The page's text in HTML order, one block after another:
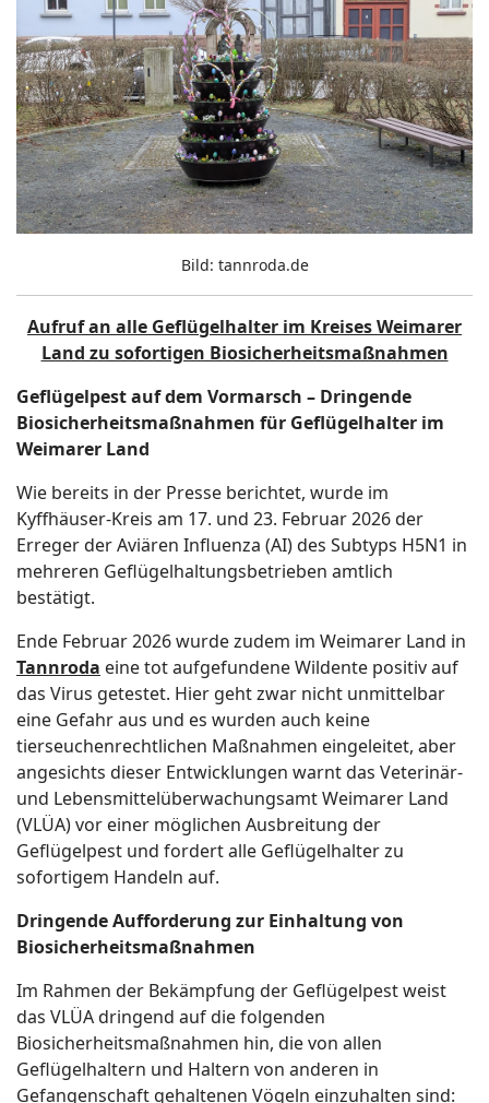
Bild: tannroda.de
Aufruf an alle Geflügelhalter im Kreises Weimarer
Land zu sofortigen Biosicherheitsmaßnahmen
Geflügelpest auf dem Vormarsch – Dringende
Biosicherheitsmaßnahmen für Geflügelhalter im
Weimarer Land
Wie bereits in der Presse berichtet, wurde im
Kyffhäuser-Kreis am 17. und 23. Februar 2026 der
Erreger der Aviären Influenza (AI) des Subtyps H5N1 in
mehreren Geflügelhaltungsbetrieben amtlich
bestätigt.
Ende Februar 2026 wurde zudem im Weimarer Land in
Tannroda eine tot aufgefundene Wildente positiv auf
das Virus getestet. Hier geht zwar nicht unmittelbar
eine Gefahr aus und es wurden auch keine
tierseuchenrechtlichen Maßnahmen eingeleitet, aber
angesichts dieser Entwicklungen warnt das Veterinär-
und Lebensmittelüberwachungsamt Weimarer Land
(VLÜA) vor einer möglichen Ausbreitung der
Geflügelpest und fordert alle Geflügelhalter zu
sofortigem Handeln auf.
Dringende Aufforderung zur Einhaltung von
Biosicherheitsmaßnahmen
Im Rahmen der Bekämpfung der Geflügelpest weist
das VLÜA dringend auf die folgenden
Biosicherheitsmaßnahmen hin, die von allen
Geflügelhaltern und Haltern von anderen in
Gefangenschaft gehaltenen Vögeln einzuhalten sind: